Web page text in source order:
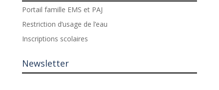
Portail famille EMS et PAJ
Restriction d’usage de l’eau
Inscriptions scolaires
Newsletter